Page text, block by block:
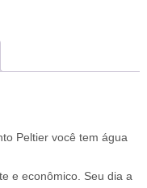
Peltier você tem água
e econômico. Seu dia a